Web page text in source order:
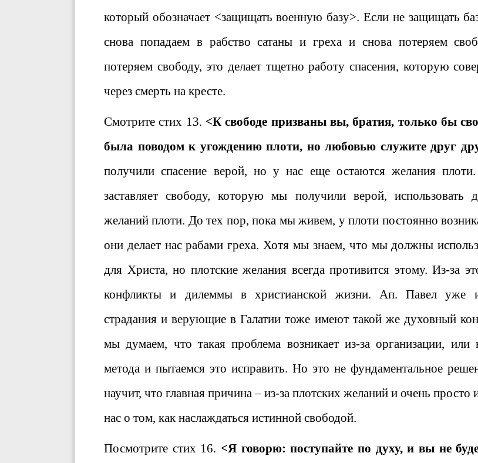
который обозначает <защищать военную базу>. Если не защищать
снова попадаем в рабство сатаны и греха и снова потеряем
потеряем свободу, это делает тщетно работу спасения, которую
через смерть на кресте.
Смотрите стих 13. <К свободе призваны вы, братия, только бы
была поводом к угождению плоти, но любовью служите друг
получили спасение верой, но у нас еще остаются желания
заставляет свободу, которую мы получили верой, использовать
желаний плоти. До тех пор, пока мы живем, у плоти постоянно
они делает нас рабами греха. Хотя мы знаем, что мы должны
для Христа, но плотские желания всегда противится этому. Из-за
конфликты и дилеммы в христианской жизни. Ап. Павел уже
страдания и верующие в Галатии тоже имеют такой же духовный
мы думаем, что такая проблема возникает из-за организации, или
метода и пытаемся это исправить. Но это не фундаментальное
научит, что главная причина – из-за плотских желаний и очень просто
нас о том, как наслаждаться истинной свободой.
Посмотрите стих 16. <Я говорю: поступайте по духу, и вы не